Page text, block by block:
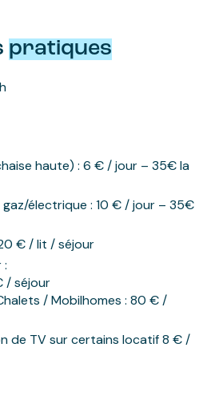
pratiques
haute) : 6 € / jour – 35€ la
électrique : 10 € / jour – 35€
€ / lit / séjour
:
/ séjour
/ Mobilhomes : 80 € /
de TV sur certains locatif 8 € /